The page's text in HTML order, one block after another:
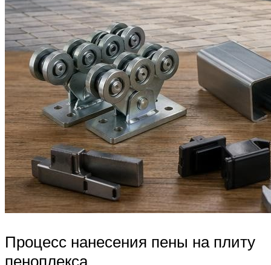
Процесс нанесения пены на плиту
пеноплекса.